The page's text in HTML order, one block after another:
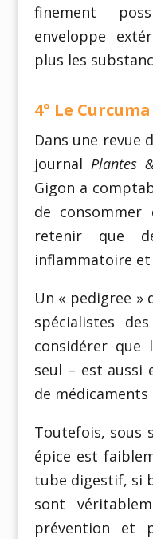
finement
enveloppe
plus les
4° Le Curcuma
Dans une revue
journal Plantes
Gigon a
de consommer
retenir que
inflammatoire et
Un « pedigree »
spécialistes
considérer
seul – est aussi
de médicaments
Toutefois, sous
épice est
tube digestif, si
sont
prévention et